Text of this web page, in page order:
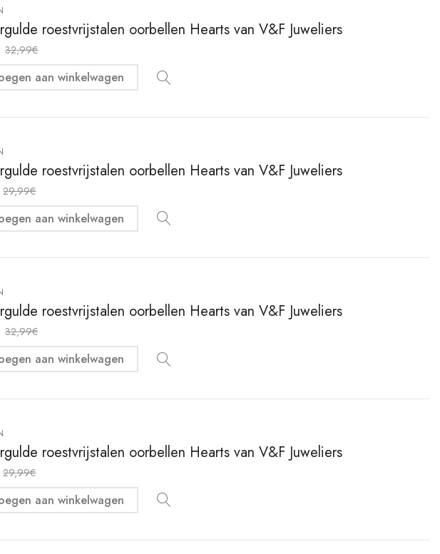
roestvrijstalen oorbellen Hearts van V&F Juweliers
32,99€
aan winkelwagen
roestvrijstalen oorbellen Hearts van V&F Juweliers
29,99€
aan winkelwagen
roestvrijstalen oorbellen Hearts van V&F Juweliers
32,99€
aan winkelwagen
roestvrijstalen oorbellen Hearts van V&F Juweliers
29,99€
aan winkelwagen